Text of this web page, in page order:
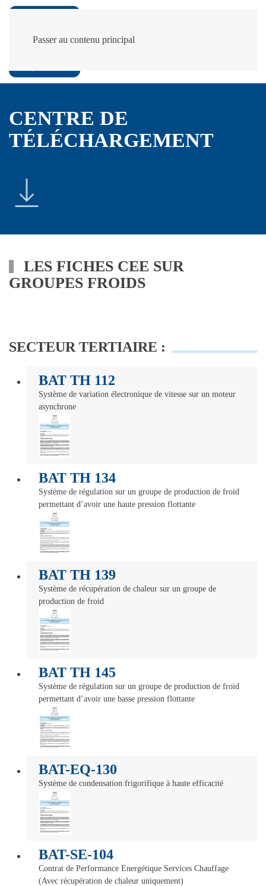
Passer au contenu principal
CENTRE DE
TÉLÉCHARGEMENT
LES FICHES CEE SUR
GROUPES FROIDS
SECTEUR TERTIAIRE :
BAT TH 112
Système de variation électronique de vitesse sur un moteur
asynchrone
BAT TH 134
Système de régulation sur un groupe de production de froid
permettant d’avoir une haute pression flottante
BAT TH 139
Système de récupération de chaleur sur un groupe de
production de froid
BAT TH 145
Système de régulation sur un groupe de production de froid
permettant d’avoir une basse pression flottante
BAT-EQ-130
Système de condensation frigorifique à haute efficacité
BAT-SE-104
Contrat de Performance Energétique Services Chauffage
(Avec récupération de chaleur uniquement)